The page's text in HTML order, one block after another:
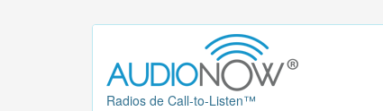
Radios de Call-to-Listen™